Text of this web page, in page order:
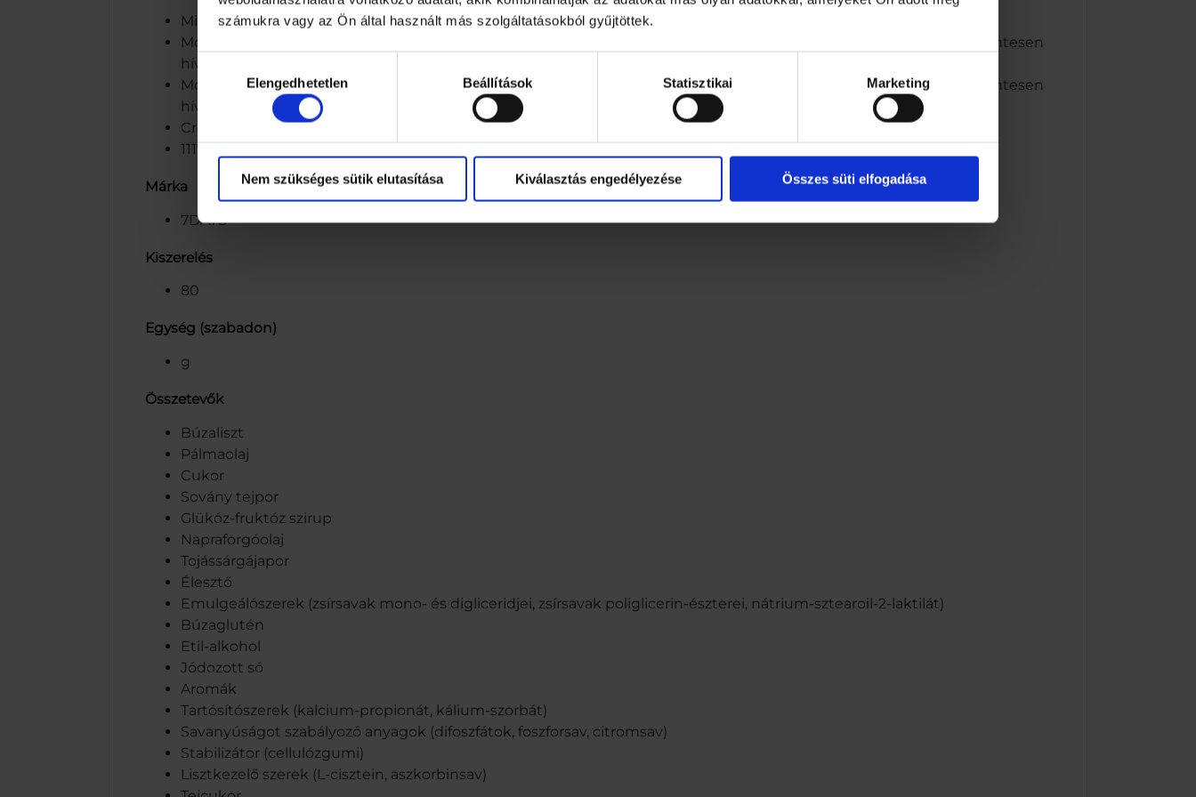
számukra vagy az Ön által használt más szolgáltatásokból gyűjtöttek.
kiválasztásaElengedhetetlen Beállítások Statisztikai Marketing
Nem szükséges sütik elutasítása Kiválasztás engedélyezése Összes süti elfogadása
Minőségét megőrzi (nap/hónap/év): Száraz, hűvös helyen tartandó!
Mondelez Hungária Kft., 1117 Budapest, Neumann János u. 1/E IV. emelet. Fogyasztói szolgálat: 06 80 200 500 Díjmentesen
hívható. www.7days.com
Mondelez Hungária Kft., 1117 Budapest, Neumann János u. 1/E IV. emelet. Fogyasztói szolgálat: 06 80 200 500 Díjmentesen
hívható.
Croissant karamellízű töltelékkel (28%).
1117 Budapest, Neumann János u. 1/E IV. emelet.
Márka
7DAYS
Kiszerelés
80
Egység (szabadon)
g
Összetevők
Búzaliszt
Pálmaolaj
Cukor
Sovány tejpor
Glükóz-fruktóz szirup
Napraforgóolaj
Tojássárgájapor
Élesztő
Emulgeálószerek (zsírsavak mono- és digliceridjei, zsírsavak poliglicerin-észterei, nátrium-sztearoil-2-laktilát)
Búzaglutén
Etil-alkohol
Jódozott só
Aromák
Tartósítószerek (kalcium-propionát, kálium-szorbát)
Savanyúságot szabályozó anyagok (difoszfátok, foszforsav, citromsav)
Stabilizátor (cellulózgumi)
Lisztkezelő szerek (L-cisztein, aszkorbinsav)